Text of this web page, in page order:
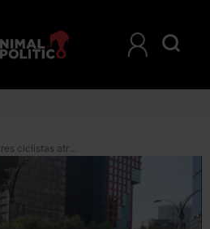
En menos de 12 horas, tres ciclistas atropellados en el DF; uno de ellos por un camión de granaderos en Reforma